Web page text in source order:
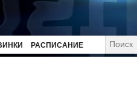
РАСПИСАНИЕ